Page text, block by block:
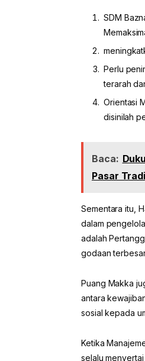
SDM
Perlu
terarah
Orientasi
disinilah
Baca:
Pasar
Sementara itu,
dalam
adalah
godaan
Puang Makka
antara
sosial kepada
Ketika
selalu